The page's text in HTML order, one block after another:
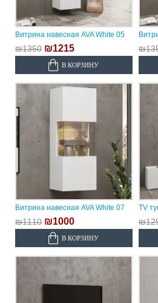
Витрина навесная AVA White 05
₪1350 ₪1215
В КОРЗИНУ
Витрина навесная AVA White 07
₪1110 ₪1000
В КОРЗИНУ
TV